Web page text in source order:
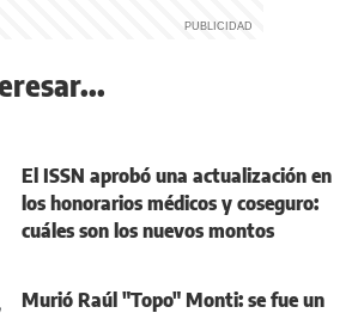
El ISSN aprobó una actualización en
los honorarios médicos y coseguro:
cuáles son los nuevos montos
Murió Raúl "Topo" Monti: se fue un